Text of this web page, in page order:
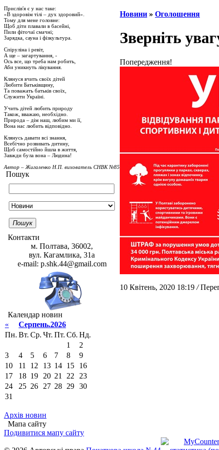
Прислів′я є у нас таке:
«В здоровім тілі – дух здоровий».
Тому для мене головне:
Щоб діти плавали в басейні,
Пили фіточаї смачні;
Зарядка, сауна і фізкультура.
Спіруліна і ревіт,
А ще – загартування, -
Ось все, що треба нам робить,
Аби уникнуть лікування.
Клянуся вчить своїх дітей
Любити Батьківщину,
Та поважать батьків своїх,
Служити Україні.
Учить дітей любить природу
Також, вважаю, необхідно.
Природа – дім наш, любим ми її,
Вона нас любить відповідно.
Клянусь давати всі знання,
Всебічно розвивать дитину,
Щоб самостійно йшла в життя,
Завжди була вона – Людина!
Автор – Жигаленко Н.П. вихователь СНВК №85
Пошук
Пошук
Контакти
м. Полтава, 36002,
вул. Кагамлика, 31а
e-mail: p.shk.44@gmail.com
Календар новин
«
Серпень.2026
Пн. Вт. Ср. Чт. Пт. Сб. Нд.
1
2
3
4 5 6 7 8
9
10
11 12 13 14 15
16
17
18 19 20 21 22
23
24
25 26 27 28 29 30
31
Архів новин
Мапа сайту
Подивитися мапу сайту
Новини » Оголошення
Зверніть
Попередження!
10 Квітень, 2020 18:19 /